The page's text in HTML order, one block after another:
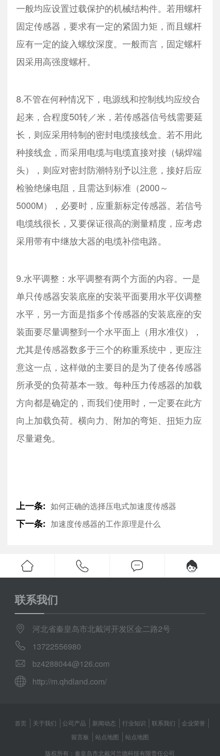
一般均应设置过载保护的机械结构件。若用螺杆
固定传感器，要求有一定的紧固力矩，而且螺杆
应有一定的旋入螺纹深度。一般而言，固定螺杆
因采用高强度螺杆。
8.不管在何种情况下，电源线和控制线均应绞合
起来，合程度50转／米，若传感器信号线需要延
长，则应采用特制的密封电缆接线盒。若不用此
种接线盒，而采用电缆与电缆直接对接（锡焊端
头），则应对密封防潮特别予以注意，接好后应
检验绝缘电阻，且需达到标准（2000～
5000M），必要时，应重新标定传感器。若信号
电缆线很长，又要保证很高的测量精度，应考虑
采用带有中继放大器的电缆补偿电路。
9.水平调整：水平调整有两个方面的内容。一是
单只传感器安装底座的安装平面要用水平仪调整
水平，另一方面是指多个传感器的安装底座的安
装面要尽量调整到一个水平面上（用水准仪），
尤其是传感器数多于三个的称重系统中，更应注
意这一点，这样做的主要目的是为了使各传感器
所承受的负荷基本一致。每种压力传感器的加载
方向都是确定的，而我们使用时，一定要在此方
向上加载负荷。横向力、附加的弯矩、扭矩力应
尽量避免。
上一条: 如何正确的选择压电式加速度传感器
下一条: 加速度传感器的工作原理是什么
联系我们
河北省秦皇岛市北戴河开发区金二路2号
13722556980
bz4288044@126.com
http://m.qhdland.com/
首页 关于我们 公司产品 新闻动态 行业知识 联系我们
企业荣誉
留言板
站点地图
站点地图
版权所有：秦皇岛市北戴河兰德科技有限责任公司